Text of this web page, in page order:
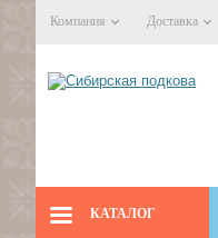
Компания Доставка
КАТАЛОГ